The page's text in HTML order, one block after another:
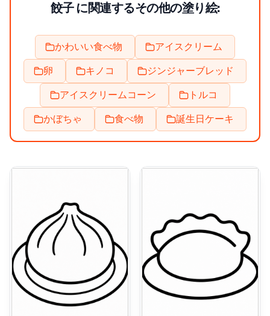
餃子 に関連するその他の塗り絵:
かわいい食べ物
アイスクリーム
卵
キノコ
ジンジャーブレッド
アイスクリームコーン
トルコ
かぼちゃ
食べ物 誕生日ケーキ